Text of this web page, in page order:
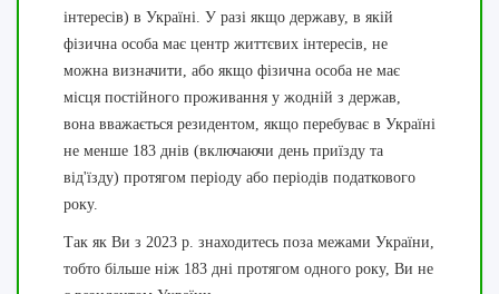
інтересів) в Україні. У разі якщо державу, в якій
фізична особа має центр життєвих інтересів, не
можна визначити, або якщо фізична особа не має
місця постійного проживання у жодній з держав,
вона вважається резидентом, якщо перебуває в Україні
не менше 183 днів (включаючи день приїзду та
від'їзду) протягом періоду або періодів податкового
року.
Так як Ви з 2023 р. знаходитесь поза межами України,
тобто більше ніж 183 дні протягом одного року, Ви не